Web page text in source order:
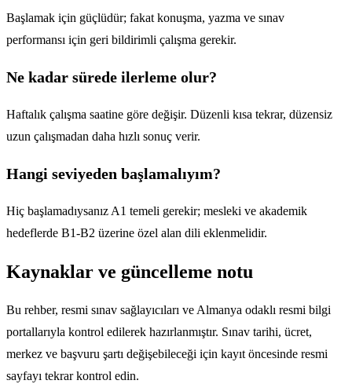
Başlamak için güçlüdür; fakat konuşma, yazma ve sınav
performansı için geri bildirimli çalışma gerekir.
Ne kadar sürede ilerleme olur?
Haftalık çalışma saatine göre değişir. Düzenli kısa tekrar, düzensiz
uzun çalışmadan daha hızlı sonuç verir.
Hangi seviyeden başlamalıyım?
Hiç başlamadıysanız A1 temeli gerekir; mesleki ve akademik
hedeflerde B1-B2 üzerine özel alan dili eklenmelidir.
Kaynaklar ve güncelleme notu
Bu rehber, resmi sınav sağlayıcıları ve Almanya odaklı resmi bilgi
portallarıyla kontrol edilerek hazırlanmıştır. Sınav tarihi, ücret,
merkez ve başvuru şartı değişebileceği için kayıt öncesinde resmi
sayfayı tekrar kontrol edin.